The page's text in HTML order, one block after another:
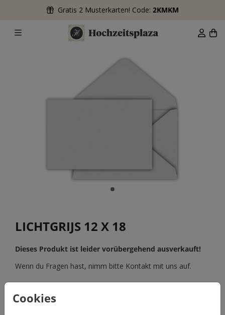
Gratis 2 Musterkarten! Code: 2KMKM
Cookies
LICHTGRIJS 12 X 18
Dieses Produkt ist leider vorübergehend ausverkauft!
Wenn du Fragen hast, nimm bitte Kontakt mit uns auf.
BESCHREIBUNG
lichtgrijs 12 x 18